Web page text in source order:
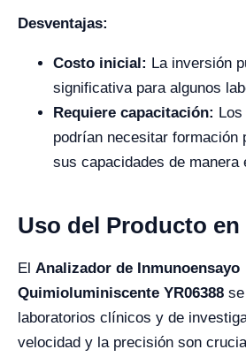
Desventajas:
Costo inicial: La inversión
significativa para algunos
Requiere capacitación:
podrían necesitar formación
sus capacidades de manera
Uso del Producto en
El Analizador de Inmunoensayo
Quimioluminiscente YR06388
laboratorios clínicos y de
velocidad y la precisión son